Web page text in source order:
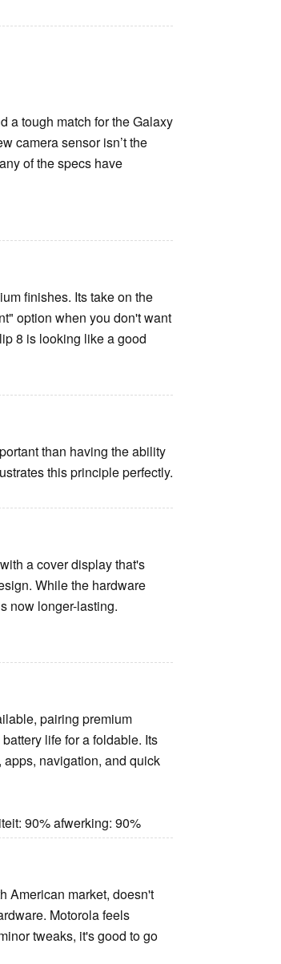
a tough match for the Galaxy
camera sensor isn’t the
of the specs have
finishes. Its take on the
option when you don't want
8 is looking like a good
than having the ability
this principle perfectly.
a cover display that's
While the hardware
now longer-lasting.
pairing premium
life for a foldable. Its
navigation, and quick
90% afwerking: 90%
American market, doesn't
Motorola feels
tweaks, it's good to go